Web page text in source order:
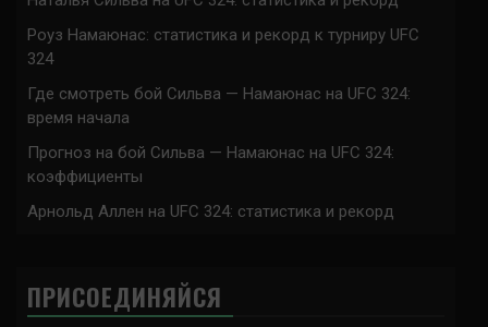
Роуз Намаюнас: статистика и рекорд к турниру UFC
324
Где смотреть бой Сильва — Намаюнас на UFC 324:
время начала
Прогноз на бой Сильва — Намаюнас на UFC 324:
коэффициенты
Арнольд Аллен на UFC 324: статистика и рекорд
ПРИСОЕДИНЯЙСЯ